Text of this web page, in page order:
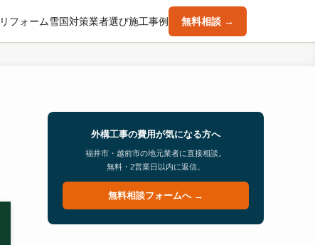
リフォーム雪国対策業者選び施工事例 無料相談 →
外構工事の費用が気になる方へ
福井市・越前市の地元業者に直接相談。
無料・2営業日以内に返信。
無料相談フォームへ →